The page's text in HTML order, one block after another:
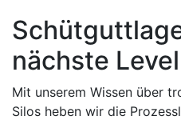
nächste
Mit unserem Wissen über
Silos heben wir die